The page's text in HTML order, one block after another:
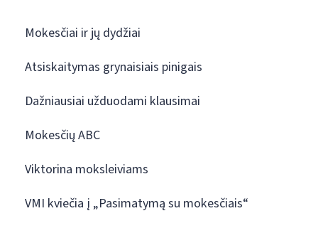
Mokesčiai ir jų dydžiai
Atsiskaitymas grynaisiais pinigais
Dažniausiai užduodami klausimai
Mokesčių ABC
Viktorina moksleiviams
VMI kviečia į „Pasimatymą su mokesčiais“